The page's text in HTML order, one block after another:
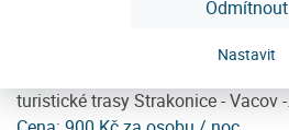
Odmítnout
Nastavit
Nekuřácký penzion je posazen do
turistické trasy Strakonice - Vacov -